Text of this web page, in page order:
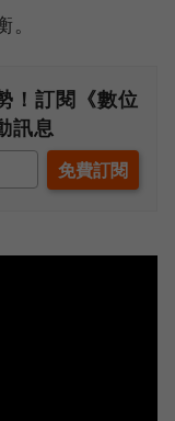
！訂閱《數位
訊息